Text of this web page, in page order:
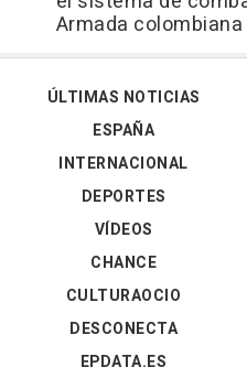
Armada colombiana
ÚLTIMAS NOTICIAS
ESPAÑA
INTERNACIONAL
DEPORTES
VÍDEOS
CHANCE
CULTURAOCIO
DESCONECTA
EPDATA.ES